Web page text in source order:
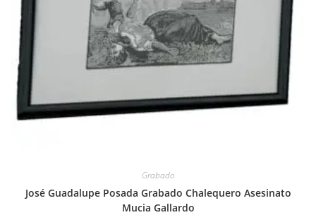
Grabado
José Guadalupe Posada Grabado Chalequero Asesinato
Mucia Gallardo